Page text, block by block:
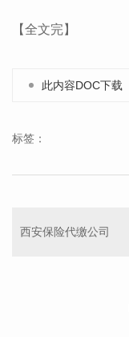
【全文完】
此内容DOC下载
标签：
西安保险代缴公司